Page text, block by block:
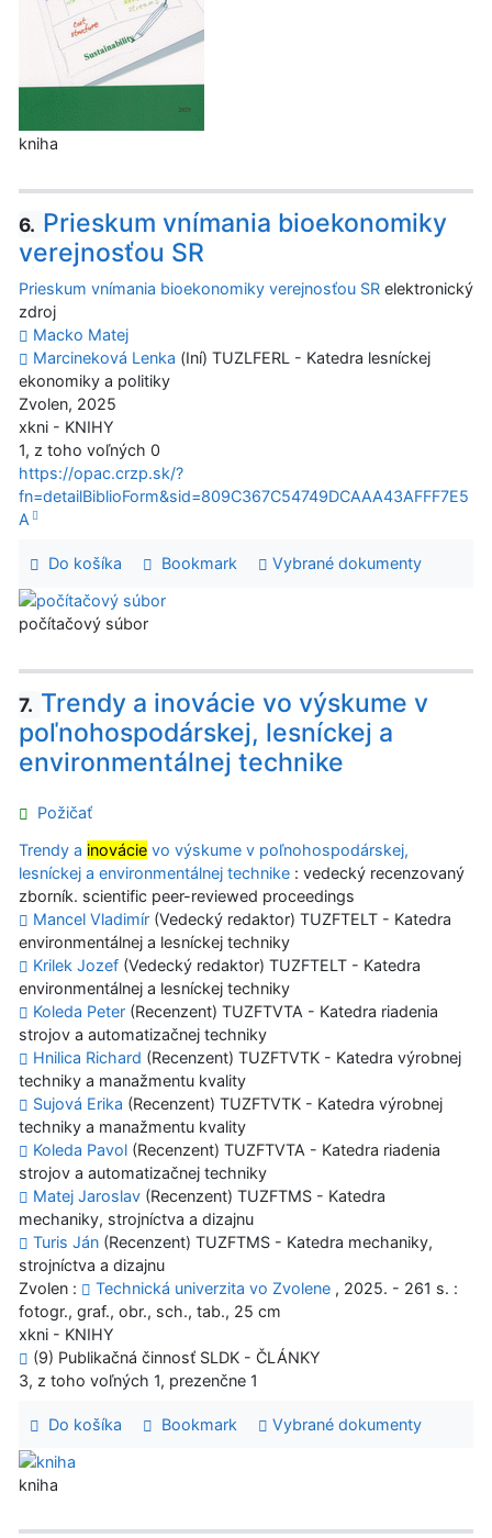
kniha
6. Prieskum vnímania bioekonomiky
verejnosťou SR
Prieskum vnímania bioekonomiky verejnosťou SR elektronický
zdroj
Macko Matej
Marcineková Lenka (Iní) TUZLFERL - Katedra lesníckej
ekonomiky a politiky
Zvolen, 2025
xkni - KNIHY
1, z toho voľných 0
https://opac.crzp.sk/?
fn=detailBiblioForm&sid=809C367C54749DCAAA43AFFF7E5
A
Do košíka Bookmark Vybrané dokumenty
počítačový súbor
7. Trendy a inovácie vo výskume v
poľnohospodárskej, lesníckej a
environmentálnej technike
Požičať
Trendy a inovácie vo výskume v poľnohospodárskej,
lesníckej a environmentálnej technike : vedecký recenzovaný
zborník. scientific peer-reviewed proceedings
Mancel Vladimír (Vedecký redaktor) TUZFTELT - Katedra
environmentálnej a lesníckej techniky
Krilek Jozef (Vedecký redaktor) TUZFTELT - Katedra
environmentálnej a lesníckej techniky
Koleda Peter (Recenzent) TUZFTVTA - Katedra riadenia
strojov a automatizačnej techniky
Hnilica Richard (Recenzent) TUZFTVTK - Katedra výrobnej
techniky a manažmentu kvality
Sujová Erika (Recenzent) TUZFTVTK - Katedra výrobnej
techniky a manažmentu kvality
Koleda Pavol (Recenzent) TUZFTVTA - Katedra riadenia
strojov a automatizačnej techniky
Matej Jaroslav (Recenzent) TUZFTMS - Katedra
mechaniky, strojníctva a dizajnu
Turis Ján (Recenzent) TUZFTMS - Katedra mechaniky,
strojníctva a dizajnu
Zvolen :
Technická univerzita vo Zvolene , 2025. - 261 s. :
fotogr., graf., obr., sch., tab., 25 cm
xkni - KNIHY
(9) Publikačná činnosť SLDK - ČLÁNKY
3, z toho voľných 1, prezenčne 1
Do košíka Bookmark Vybrané dokumenty
kniha